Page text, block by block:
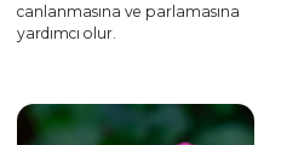
canlanmasına ve parlamasına
yardımcı olur.